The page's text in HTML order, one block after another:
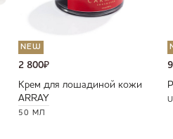
NEW
2 800₽
Крем для лошадиной кожи
ARRAY
50 МЛ